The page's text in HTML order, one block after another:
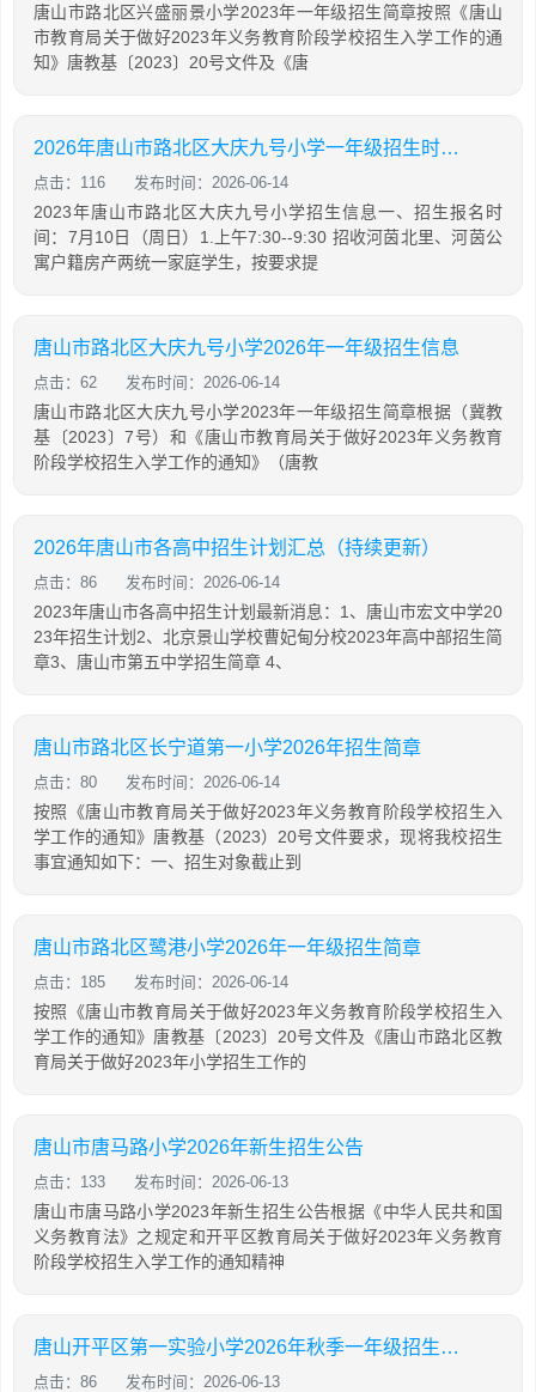
唐山市路北区兴盛丽景小学2023年一年级招生简章按照《唐山
市教育局关于做好2023年义务教育阶段学校招生入学工作的通
知》唐教基〔2023〕20号文件及《唐
2026年唐山市路北区大庆九号小学一年级招生时间+地点
点击：116 发布时间：2026-06-14
2023年唐山市路北区大庆九号小学招生信息一、招生报名时
间：7月10日（周日）1.上午7:30--9:30 招收河茵北里、河茵公
寓户籍房产两统一家庭学生，按要求提
唐山市路北区大庆九号小学2026年一年级招生信息
点击：62 发布时间：2026-06-14
唐山市路北区大庆九号小学2023年一年级招生简章根据（冀教
基〔2023〕7号）和《唐山市教育局关于做好2023年义务教育
阶段学校招生入学工作的通知》（唐教
2026年唐山市各高中招生计划汇总（持续更新）
点击：86 发布时间：2026-06-14
2023年唐山市各高中招生计划最新消息：1、唐山市宏文中学20
23年招生计划2、北京景山学校曹妃甸分校2023年高中部招生简
章3、唐山市第五中学招生简章 4、
唐山市路北区长宁道第一小学2026年招生简章
点击：80 发布时间：2026-06-14
按照《唐山市教育局关于做好2023年义务教育阶段学校招生入
学工作的通知》唐教基（2023）20号文件要求，现将我校招生
事宜通知如下：一、招生对象截止到
唐山市路北区鹭港小学2026年一年级招生简章
点击：185 发布时间：2026-06-14
按照《唐山市教育局关于做好2023年义务教育阶段学校招生入
学工作的通知》唐教基〔2023〕20号文件及《唐山市路北区教
育局关于做好2023年小学招生工作的
唐山市唐马路小学2026年新生招生公告
点击：133 发布时间：2026-06-13
唐山市唐马路小学2023年新生招生公告根据《中华人民共和国
义务教育法》之规定和开平区教育局关于做好2023年义务教育
阶段学校招生入学工作的通知精神
唐山开平区第一实验小学2026年秋季一年级招生工作公告
点击：86 发布时间：2026-06-13